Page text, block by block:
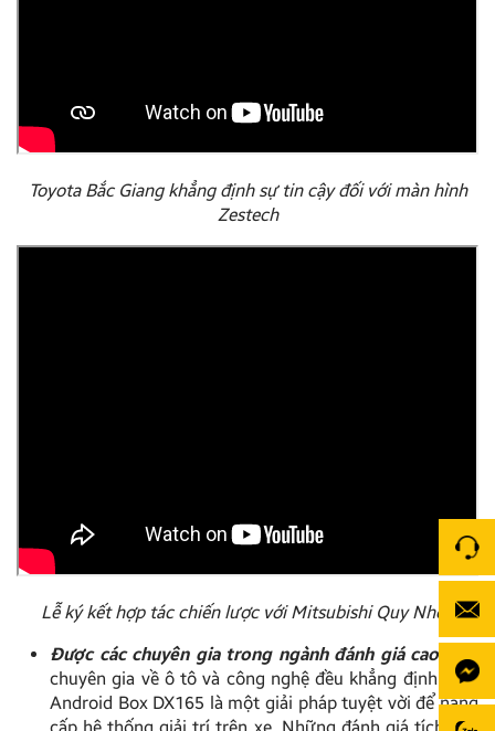
Toyota Bắc Giang khẳng định sự tin cậy đối với màn hình
Zestech
Lễ ký kết hợp tác chiến lược với Mitsubishi Quy Nhơn
Được các chuyên gia trong ngành đánh giá cao:
Các
chuyên gia về ô tô và công nghệ đều khẳng định rằng
Android Box DX165 là một giải pháp tuyệt vời để nâng